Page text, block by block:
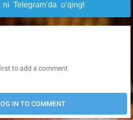
ni Telegram’da o‘qing!